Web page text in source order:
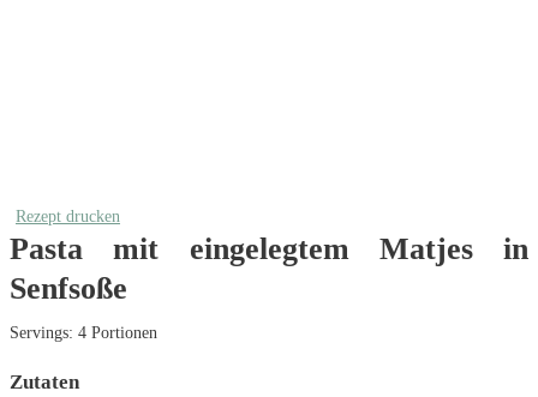
Rezept drucken
Pasta mit eingelegtem Matjes in
Senfsoße
Servings: 4 Portionen
Zutaten